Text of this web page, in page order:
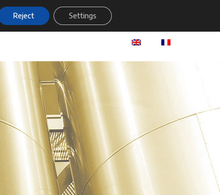
Industry Projects Contact us
Reject Settings